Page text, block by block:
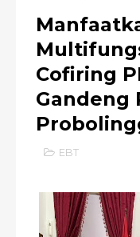
Cofiring
Gandeng
EBT